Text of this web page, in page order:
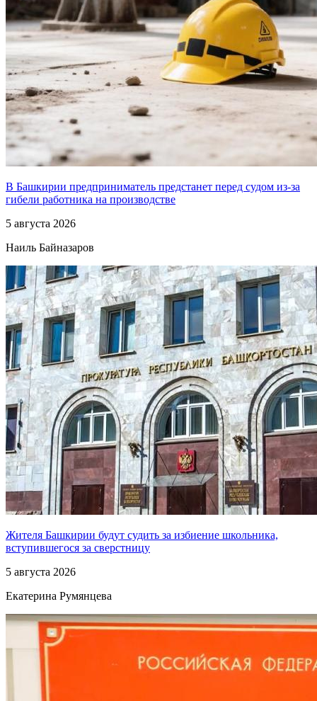
В Башкирии предприниматель предстанет перед судом из-за
гибели работника на производстве
5 августа 2026
Наиль Байназаров
Жителя Башкирии будут судить за избиение школьника,
вступившегося за сверстницу
5 августа 2026
Екатерина Румянцева